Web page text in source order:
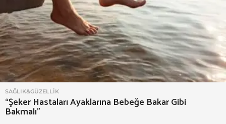
SAĞLIK&GÜZELLIK
“Şeker Hastaları Ayaklarına Bebeğe Bakar Gibi
Bakmalı”